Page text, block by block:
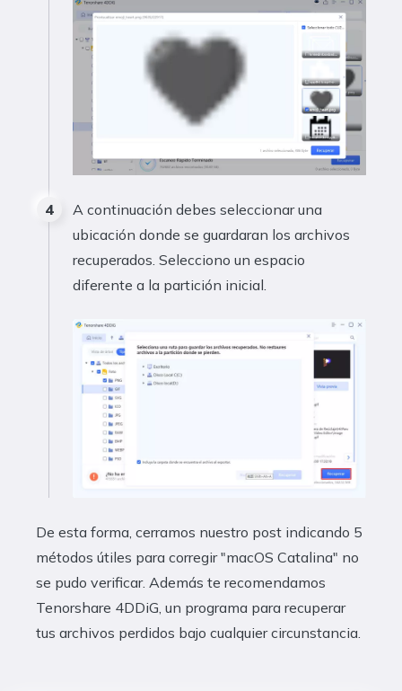
A continuación debes seleccionar una
ubicación donde se guardaran los archivos
recuperados. Selecciono un espacio
diferente a la partición inicial.
De esta forma, cerramos nuestro post indicando 5
métodos útiles para corregir "macOS Catalina" no
se pudo verificar. Además te recomendamos
Tenorshare 4DDiG, un programa para recuperar
tus archivos perdidos bajo cualquier circunstancia.